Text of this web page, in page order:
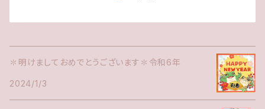
✽明けましておめでとうございます✽令和6年
2024/1/3